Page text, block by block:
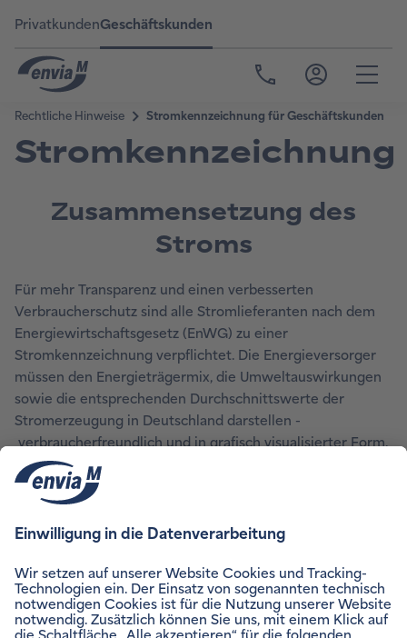
PrivatkundenGeschäftskunden
Stromkennzeichnung
Zusammensetzung des
Stroms
Für mehr Transparenz und einen verbesserten
Verbraucherschutz sind alle Stromlieferanten nach dem
Energiewirtschaftsgesetz (EnWG) zu einer
Stromkennzeichnung verpflichtet. Die Energieversorger
müssen den Energieträgermix, die Umweltauswirkungen
sowie die entsprechenden Durchschnittswerte der
Stromerzeugung in Deutschland darstellen -
verbraucherfreundlich und in grafisch visualisierter Form.
enviaM setzt das anhand übersichtlicher Diagramme u. a.
auf Rechnungen, Werbematerialien und der Website um.